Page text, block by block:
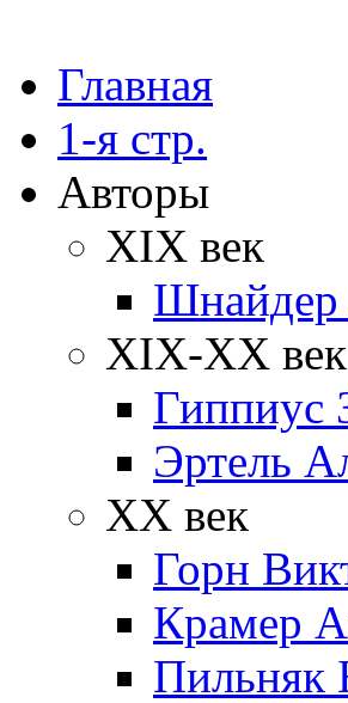
Главная
1-я стр.
Авторы
XIX век
Шнайдер
XIX-XX век
Гиппиус
Эртель
XX век
Горн
Крамер
Пильняк